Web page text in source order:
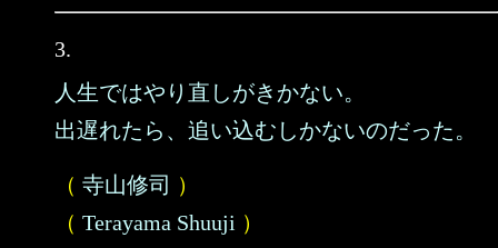
3.
人生ではやり直しがきかない。
出遅れたら、追い込むしかないのだった。
（ 寺山修司 ）
（ Terayama Shuuji ）